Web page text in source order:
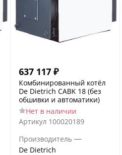
637 117 ₽
Комбинированный котёл
De Dietrich CABK 18 (без
обшивки и автоматики)
Нет в наличии
Артикул 100020189
Производитель —
De Dietrich